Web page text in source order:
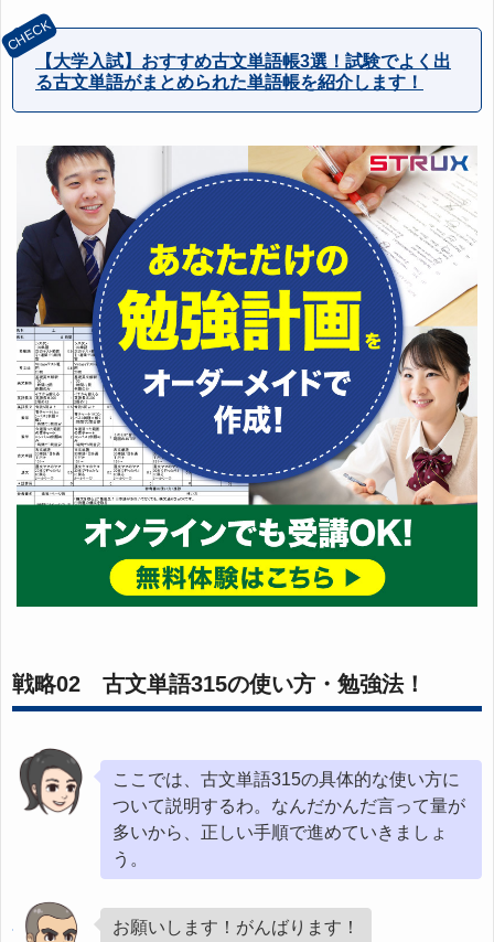
【大学入試】おすすめ古文単語帳3選！試験でよく出
る古文単語がまとめられた単語帳を紹介します！
戦略02 古文単語315の使い方・勉強法！
ここでは、古文単語315の具体的な使い方に
ついて説明するわ。なんだかんだ言って量が
多いから、正しい手順で進めていきましょ
う。
お願いします！がんばります！